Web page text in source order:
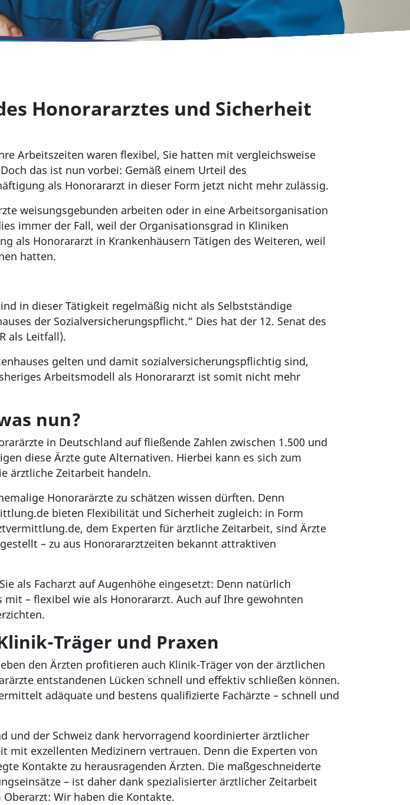
Honorararztes und Sicherheit
Arbeitszeiten waren flexibel, Sie hatten mit vergleichsweise
das ist nun vorbei: Gemäß einem Urteil des
als Honorararzt in dieser Form jetzt nicht mehr zulässig.
weisungsgebunden arbeiten oder in eine Arbeitsorganisation
immer der Fall, weil der Organisationsgrad in Kliniken
als Honorararzt in Krankenhäusern Tätigen des Weiteren, weil
hatten.
in dieser Tätigkeit regelmäßig nicht als Selbstständige
der Sozialversicherungspflicht.“ Dies hat der 12. Senat des
als Leitfall).
gelten und damit sozialversicherungspflichtig sind,
Arbeitsmodell als Honorararzt ist somit nicht mehr
nun?
in Deutschland auf fließende Zahlen zwischen 1.500 und
diese Ärzte gute Alternativen. Hierbei kann es sich zum
ärztliche Zeitarbeit handeln.
Honorarärzte zu schätzen wissen dürften. Denn
bieten Flexibilität und Sicherheit zugleich: in Form
dem Experten für ärztliche Zeitarbeit, sind Ärzte
– zu aus Honorararztzeiten bekannt attraktiven
als Facharzt auf Augenhöhe eingesetzt: Denn natürlich
– flexibel wie als Honorararzt. Auch auf Ihre gewohnten
Träger und Praxen
den Ärzten profitieren auch Klinik-Träger von der ärztlichen
entstandenen Lücken schnell und effektiv schließen können.
adäquate und bestens qualifizierte Fachärzte – schnell und
und der Schweiz dank hervorragend koordinierter ärztlicher
exzellenten Medizinern vertrauen. Denn die Experten von
Kontakte zu herausragenden Ärzten. Die maßgeschneiderte
– ist daher dank spezialisierter ärztlicher Zeitarbeit
Wir haben die Kontakte.